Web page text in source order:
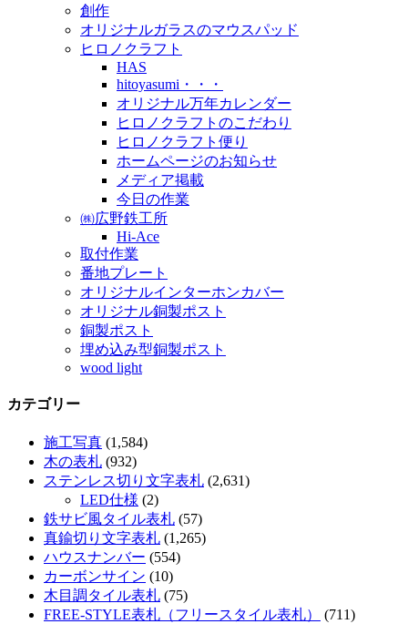
創作
オリジナルガラスのマウスパッド
ヒロノクラフト
HAS
hitoyasumi・・・
オリジナル万年カレンダー
ヒロノクラフトのこだわり
ヒロノクラフト便り
ホームページのお知らせ
メディア掲載
今日の作業
㈱広野鉄工所
Hi-Ace
取付作業
番地プレート
オリジナルインターホンカバー
オリジナル銅製ポスト
銅製ポスト
埋め込み型銅製ポスト
wood light
カテゴリー
施工写真 (1,584)
木の表札 (932)
ステンレス切り文字表札 (2,631)
LED仕様 (2)
鉄サビ風タイル表札 (57)
真鍮切り文字表札 (1,265)
ハウスナンバー (554)
カーボンサイン (10)
木目調タイル表札 (75)
FREE-STYLE表札（フリースタイル表札）
(711)